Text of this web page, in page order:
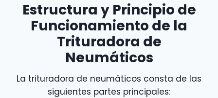
Estructura y Principio de
Funcionamiento de la
Trituradora de
Neumáticos
La trituradora de neumáticos consta de las
siguientes partes principales: